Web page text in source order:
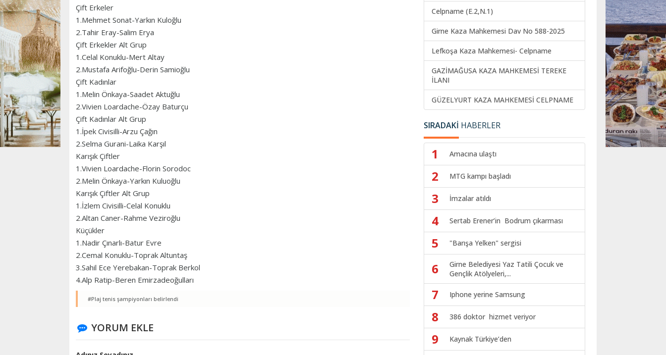
Çift Erkeler
1.Mehmet Sonat-Yarkın Kuloğlu
2.Tahir Eray-Salim Erya
Çift Erkekler Alt Grup
1.Celal Konuklu-Mert Altay
2.Mustafa Arifoğlu-Derin Samioğlu
Çift Kadınlar
1.Melin Önkaya-Saadet Aktuğlu
2.Vivien Loardache-Özay Baturçu
Çift Kadınlar Alt Grup
1.İpek Civisilli-Arzu Çağın
2.Selma Gurani-Laika Karşıl
Karışık Çiftler
1.Vivien Loardache-Florin Sorodoc
2.Melin Önkaya-Yarkın Kuluoğlu
Karışık Çiftler Alt Grup
1.İzlem Civisilli-Celal Konuklu
2.Altan Caner-Rahme Veziroğlu
Küçükler
1.Nadir Çınarlı-Batur Evre
2.Cemal Konuklu-Toprak Altuntaş
3.Sahil Ece Yerebakan-Toprak Berkol
4.Alp Ratip-Beren Emirzadeoğulları
#Plaj tenis şampiyonları belirlendi
YORUM EKLE
Celpname (E.2,N.1)
Girne Kaza Mahkemesi Dav No 588-2025
Lefkoşa Kaza Mahkemesi- Celpname
GAZİMAĞUSA KAZA MAHKEMESİ TEREKE
İLANI
GÜZELYURT KAZA MAHKEMESİ CELPNAME
SIRADAKİ HABERLER
1 Amacına ulaştı
2 MTG kampı başladı
3 İmzalar atıldı
4 Sertab Erener’in Bodrum çıkarması
5 "Barışa Yelken" sergisi
6
Girne Belediyesi Yaz Tatili Çocuk ve
Gençlik Atölyeleri,...
7 Iphone yerine Samsung
8 386 doktor hizmet veriyor
9 Kaynak Türkiye’den